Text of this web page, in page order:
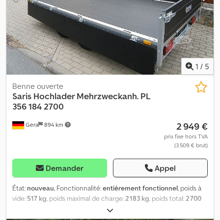
1 / 5
Gera 894 km
Benne ouverte
Saris Hochlader Mehrzweckanh. PL
356 184 2700
2 949 €
prix fixe hors TVA
(3 509 € brut)
Demander Appel
État: nouveau, Fonctionnalité:entièrement fonctionnel, poids à
vide: 517 kg , poids maximal de charge: 2 183 kg , poids total: 2 700
2 essieux